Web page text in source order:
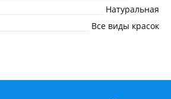
Натуральная
Все виды красок